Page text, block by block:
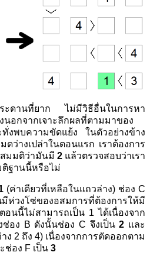
ะดานที่ยาก ไม่มีวิธีอื่นในการหา
อกจากเจาะลึกผลที่ตามมาของ
ทั่งพบความขัดแย้ง ในตัวอย่างข้าง
ว่างเปล่าในตอนแรก เราต้องการ
สมมติว่ามันมี 2แล้วตรวจสอบว่าเรา
ฐานนี้หรือไม่
(ค่าเดียวที่เหลือในแถวล่าง) ช่อง C
ห่วงโซ่ของอสมการที่ต้องการให้มี
นนี้ไม่สามารถเป็น 1 ได้เนื่องจาก
อง B ดังนั้นช่อง C จึงเป็น2 และ
ง 2 ถึง 4) เนื่องจากการตัดออกตาม
ช่อง F เป็น 3